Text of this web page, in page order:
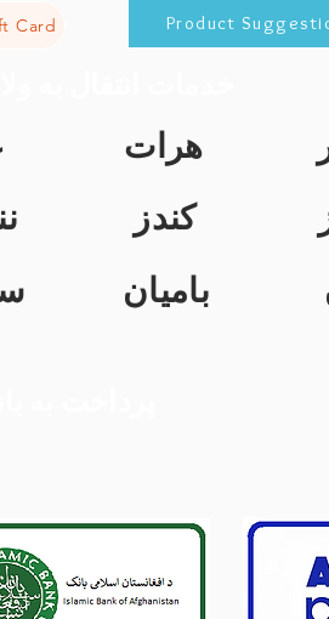
Card Product
هرات
کندز
بامیان